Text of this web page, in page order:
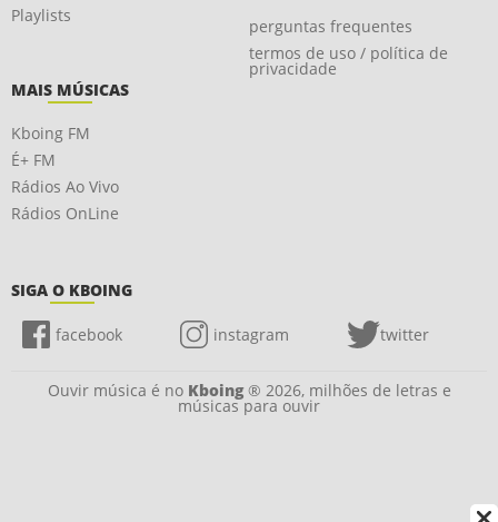
Playlists
perguntas frequentes
termos de uso / política de
privacidade
MAIS MÚSICAS
Kboing FM
É+ FM
Rádios Ao Vivo
Rádios OnLine
SIGA O KBOING
facebook instagram twitter
Ouvir música é no Kboing® 2026, milhões de letras e
músicas para ouvir